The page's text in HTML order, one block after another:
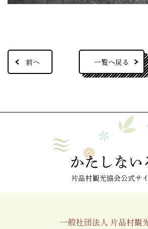
前へ 一覧へ戻る
片品村観光協会公式サ
一般社団法人 片品村観